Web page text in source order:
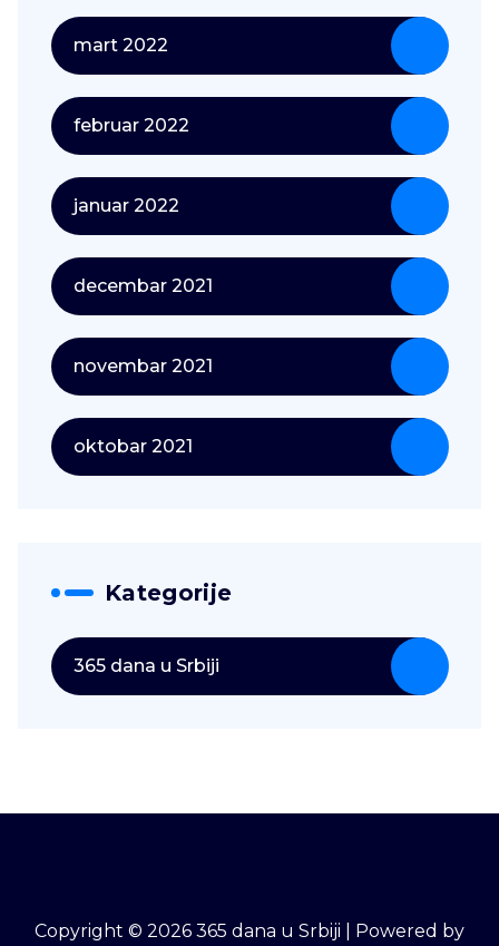
mart 2022
februar 2022
januar 2022
decembar 2021
novembar 2021
oktobar 2021
Kategorije
365 dana u Srbiji
Copyright © 2026 365 dana u Srbiji | Powered by